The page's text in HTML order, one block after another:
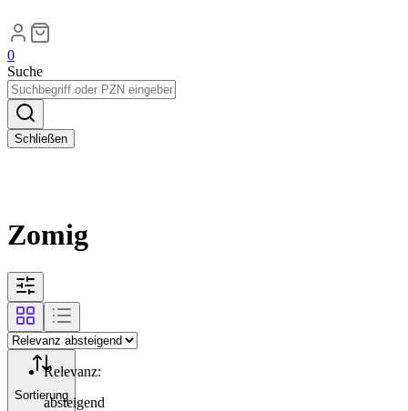
0
Suche
Schließen
Zomig
Sortierung
Relevanz:
absteigend